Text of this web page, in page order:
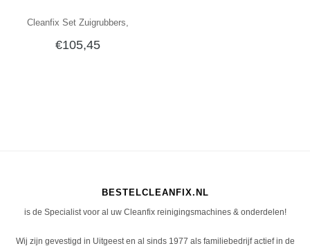
Cleanfix Set Zuigrubbers,
Standaard RA 395 IBC
€105,45
BESTELCLEANFIX.NL
is de Specialist voor al uw Cleanfix reinigingsmachines & onderdelen!
Wij zijn gevestigd in Uitgeest en al sinds 1977 als familiebedrijf actief in de